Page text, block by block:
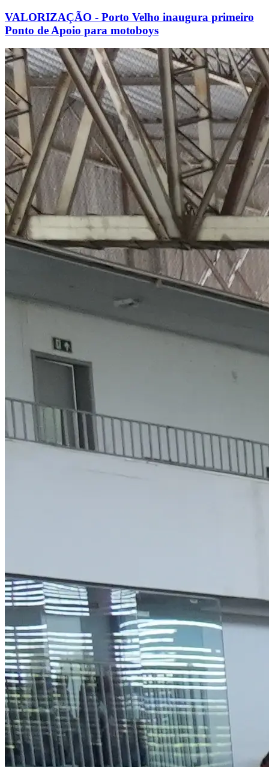
VALORIZAÇÃO - Porto Velho inaugura primeiro
Ponto de Apoio para motoboys